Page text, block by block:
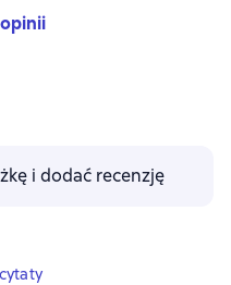
i dodać recenzję